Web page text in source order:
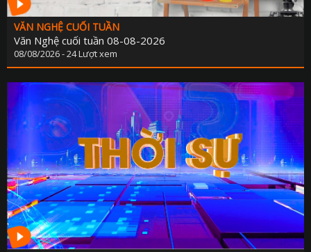
LỊCH CƠ
VĂN NGHỆ CUỐI TUẦN
Văn Nghệ cuối tuần 08-08-2026
08/08/2026 - 24 Lượt xem